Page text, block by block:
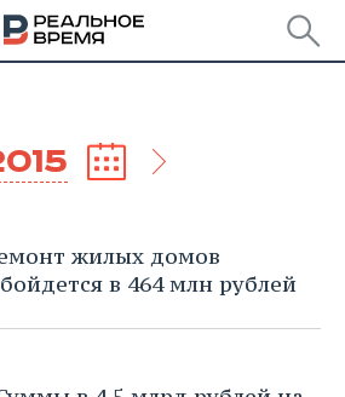
ПФО
жилых домов
в 464 млн рублей